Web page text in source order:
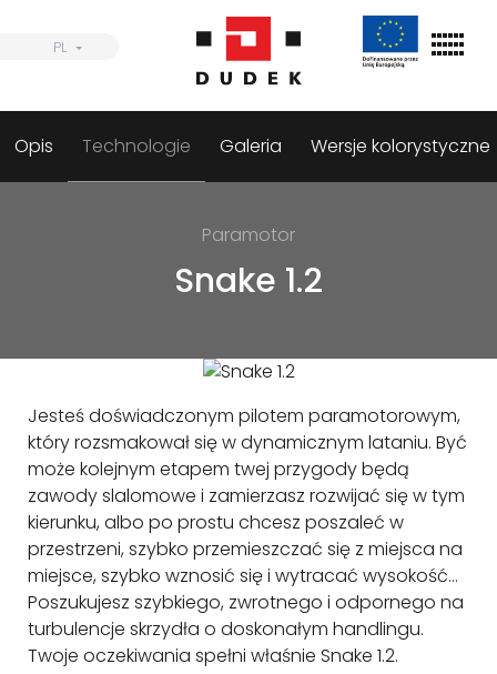
PL
Szukaj
Informacje
PL
Paramotor
Snake 1.2
Jesteś doświadczonym pilotem paramotorowym,
który rozsmakował się w dynamicznym lataniu. Być
może kolejnym etapem twej przygody będą
zawody slalomowe i zamierzasz rozwijać się w tym
kierunku, albo po prostu chcesz poszaleć w
przestrzeni, szybko przemieszczać się z miejsca na
miejsce, szybko wznosić się i wytracać wysokość...
Poszukujesz szybkiego, zwrotnego i odpornego na
turbulencje skrzydła o doskonałym handlingu.
Twoje oczekiwania spełni właśnie Snake 1.2.
Opis Technologie Galeria Wersje kolorystyczne